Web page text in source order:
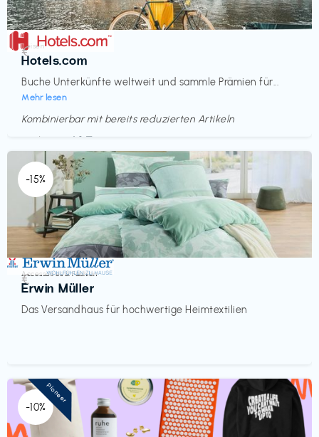
Reisen
Hotels.com
Buche Unterkünfte weltweit und sammle Prämien für...
Mehr lesen
€‎
Kombinierbar mit bereits reduzierten Artikeln
Endet in
<60 Tagen
-15%
Accessoires & Fashion
Erwin Müller
Das Versandhaus für hochwertige Heimtextilien
€‎
-10%
Pioneer